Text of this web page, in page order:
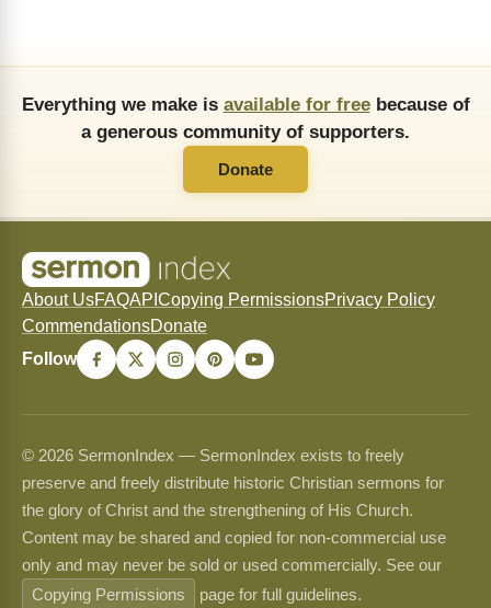
Everything we make is available for freebecause of
a generous community of supporters.
Donate
About UsFAQAPI Copying PermissionsPrivacy Policy
CommendationsDonate
Follow
© 2026 SermonIndex — SermonIndex exists to freely
preserve and freely distribute historic Christian sermons for
the glory of Christ and the strengthening of His Church.
Content may be shared and copied for non-commercial use
only and may never be sold or used commercially. See our
Copying Permissions
page for full guidelines.